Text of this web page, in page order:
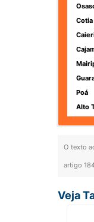
Cotia
Poá
Alto
O texto
artigo
Veja